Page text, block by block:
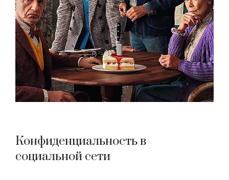
Конфиденциальность в
социальной сети